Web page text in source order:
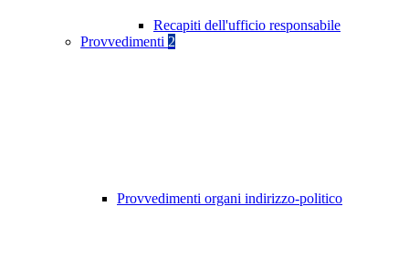
Recapiti dell'ufficio responsabile
Provvedimenti 2
Provvedimenti organi indirizzo-politico